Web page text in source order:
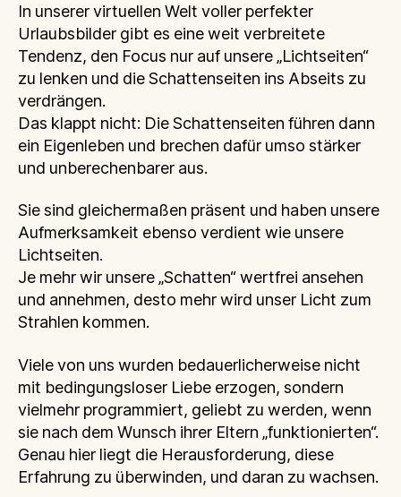
In unserer virtuellen Welt voller perfekter
Urlaubsbilder gibt es eine weit verbreitete
Tendenz, den Focus nur auf unsere „Lichtseiten“
zu lenken und die Schattenseiten ins Abseits zu
verdrängen.
Das klappt nicht: Die Schattenseiten führen dann
ein Eigenleben und brechen dafür umso stärker
und unberechenbarer aus.
Sie sind gleichermaßen präsent und haben unsere
Aufmerksamkeit ebenso verdient wie unsere
Lichtseiten.
Je mehr wir unsere „Schatten“ wertfrei ansehen
und annehmen, desto mehr wird unser Licht zum
Strahlen kommen.
Viele von uns wurden bedauerlicherweise nicht
mit bedingungsloser Liebe erzogen, sondern
vielmehr programmiert, geliebt zu werden, wenn
sie nach dem Wunsch ihrer Eltern „funktionierten“.
Genau hier liegt die Herausforderung, diese
Erfahrung zu überwinden, und daran zu wachsen.